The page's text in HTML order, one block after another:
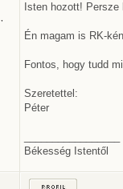
Isten hozott! Persze
Én magam is RK-
Fontos, hogy tudd
Szeretettel:
Péter
Békesség Istentől